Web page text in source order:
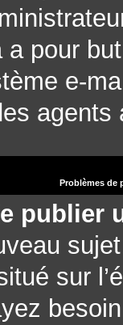
pour
e-
agents
Problèmes de
publier
sur